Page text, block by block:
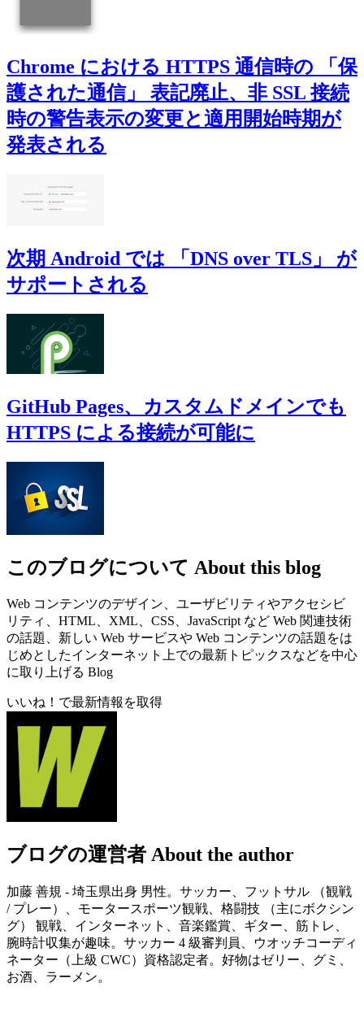
Chrome における HTTPS 通信時の 「保
護された通信」 表記廃止、非 SSL 接続
時の警告表示の変更と適用開始時期が
発表される
次期 Android では 「DNS over TLS」 が
サポートされる
GitHub Pages、カスタムドメインでも
HTTPS による接続が可能に
このブログについて About this blog
Web コンテンツのデザイン、ユーザビリティやアクセシビ
リティ、HTML、XML、CSS、JavaScript など Web 関連技術
の話題、新しい Web サービスや Web コンテンツの話題をは
じめとしたインターネット上での最新トピックスなどを中心
に取り上げる Blog
いいね！で最新情報を取得
ブログの運営者 About the author
加藤 善規 - 埼玉県出身 男性。サッカー、フットサル （観戦
/ プレー）、モータースポーツ観戦、格闘技 （主にボクシン
グ） 観戦、インターネット、音楽鑑賞、ギター、筋トレ、
腕時計収集が趣味。サッカー 4 級審判員、ウオッチコーディ
ネーター（上級 CWC）資格認定者。好物はゼリー、グミ、
お酒、ラーメン。